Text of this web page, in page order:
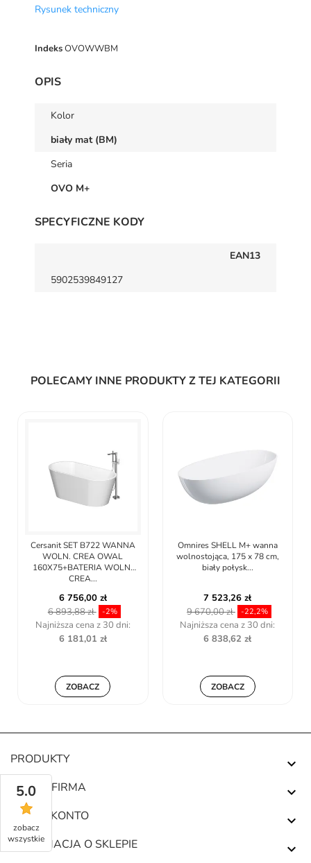
Rysunek techniczny
IndeksOVOWWBM
OPIS
Kolor
biały mat (BM)
Seria
OVO M+
SPECYFICZNE KODY
EAN13
5902539849127
POLECAMY INNE PRODUKTY Z TEJ KATEGORII
Cersanit SET B722 WANNA
WOLN. CREA OWAL
160X75+BATERIA WOLN.
CREA...
6 756,00 zł
6 893,88 zł
-2%
Najniższa cena z 30 dni:
6 181,01 zł
ZOBACZ
Omnires SHELL M+ wanna
wolnostojąca, 175 x 78 cm,
biały połysk...
7 523,26 zł
9 670,00 zł
-22,2%
Najniższa cena z 30 dni:
6 838,62 zł
ZOBACZ
PRODUKTY 
NASZA FIRMA 
TWOJE KONTO 
INFORMACJA O SKLEPIE 
5.0
zobacz
wszystkie